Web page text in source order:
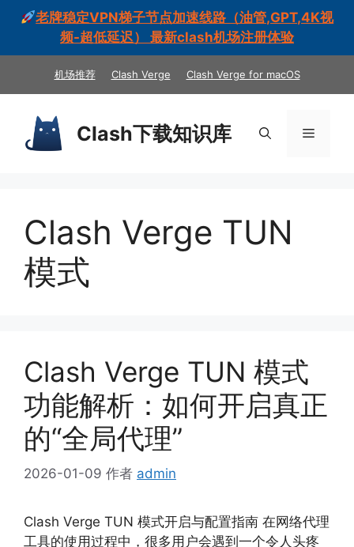
老牌稳定VPN梯子节点加速线路（油管,GPT,4K视
频-超低延迟） 最新clash机场注册体验
机场推荐 Clash Verge Clash Verge for macOS
Clash下载知识库 菜
Clash Verge TUN
模式
Clash Verge TUN 模式
功能解析：如何开启真正
的“全局代理”
2026-01-09 作者 admin
Clash Verge TUN 模式开启与配置指南 在网络代理
工具的使用过程中，很多用户会遇到一个令人头疼